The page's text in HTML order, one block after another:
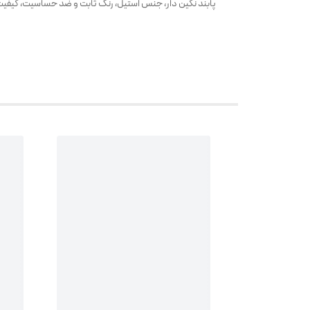
پابند نگین دار، جنس استیل، رنگ ثابت و ضد حساسیت،